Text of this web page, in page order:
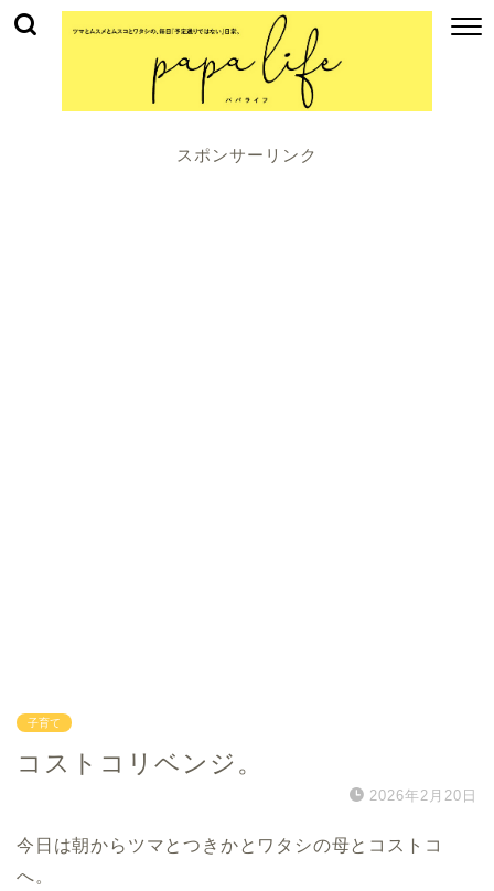
スポンサーリンク
子育て
コストコリベンジ。
2026年2月20日
今日は朝からツマとつきかとワタシの母とコストコ
へ。